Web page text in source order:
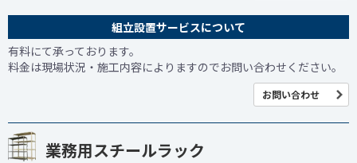
組立設置サービスについて
有料にて承っております。
料金は現場状況・施工内容によりますのでお問い合わせください。
お問い合わせ
業務用スチールラック